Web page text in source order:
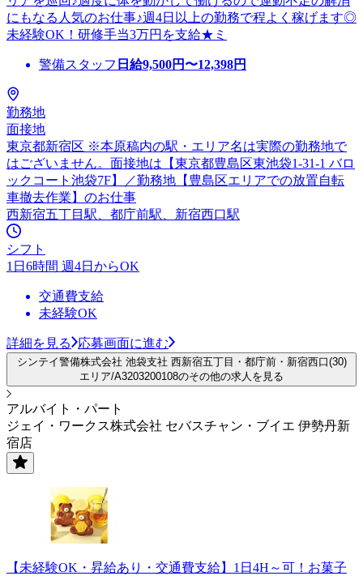
にもなる人気のお仕事♪週4日以上の勤務で程よく稼げます◎
未経験OK！研修手当3万円を支給★ミ
警備スタッフ 日給9,500円〜12,398円
勤務地
面接地
東京都新宿区 ※本原稿内の駅・エリア名は実際の勤務地で
はございません。面接地は【東京都豊島区東池袋1-31-1 バロ
ックコート池袋7F】／勤務地【豊島区エリアでの放置自転
車撤去作業】のお仕事
西新宿五丁目駅、都庁前駅、新宿西口駅
シフト
1日6時間 週4日からOK
交通費支給
未経験OK
詳細を見る 応募画面に進む
シンテイ警備株式会社 池袋支社 西新宿五丁目・都庁前・新宿西口(30)
エリア/A3203200108のその他の求人を見る
アルバイト・パート
ジェイ・ワークス株式会社 セバスチャン・ブイエ 伊勢丹新
宿店
【未経験OK・昇給あり・交通費支給】1日4H～可！お菓子